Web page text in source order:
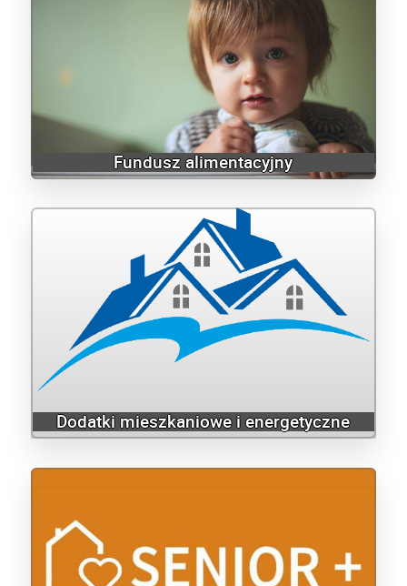
Fundusz alimentacyjny
Dodatki mieszkaniowe i energetyczne